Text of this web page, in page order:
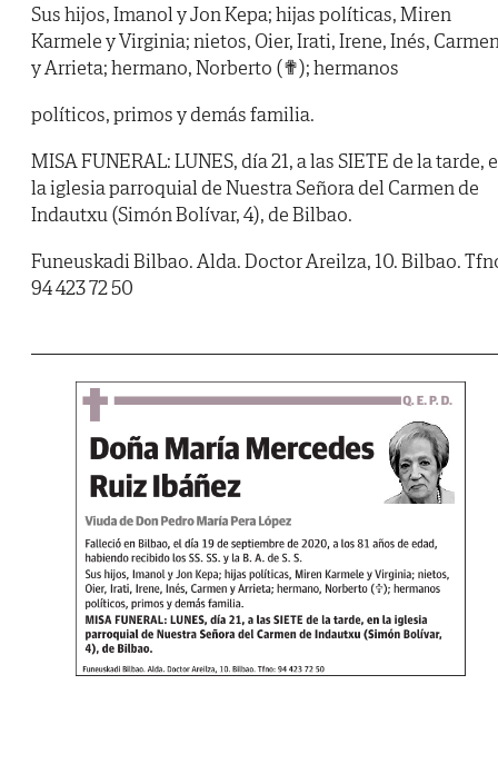
Sus hijos, Imanol y Jon Kepa; hijas políticas, Miren
Karmele y Virginia; nietos, Oier, Irati, Irene, Inés,
y Arrieta; hermano, Norberto (✟); hermanos
políticos, primos y demás familia.
MISA FUNERAL: LUNES, día 21, a las SIETE de la tarde,
la iglesia parroquial de Nuestra Señora del Carmen de
Indautxu (Simón Bolívar, 4), de Bilbao.
Funeuskadi Bilbao. Alda. Doctor Areilza, 10. Bilbao.
94 423 72 50